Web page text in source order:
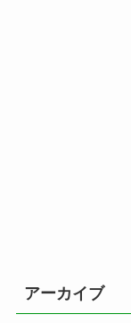
アーカイブ